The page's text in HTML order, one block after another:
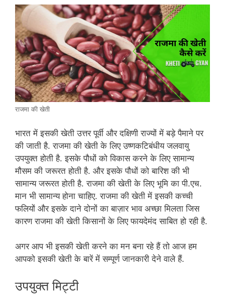
राजमा की खेती
भारत में इसकी खेती उत्तर पूर्वी और दक्षिणी राज्यों में बड़े पैमाने पर
की जाती है. राजमा की खेती के लिए उष्णकटिबंधीय जलवायु
उपयुक्त होती है. इसके पौधों को विकास करने के लिए सामान्य
मौसम की जरूरत होती है. और इसके पौधों को बारिश की भी
सामान्य जरूरत होती है. राजमा की खेती के लिए भूमि का पी.एच.
मान भी सामान्य होना चाहिए. राजमा की खेती में इसकी कच्ची
फलियों और इसके दाने दोनों का बाज़ार भाव अच्छा मिलता जिस
कारण राजमा की खेती किसानों के लिए फायदेमंद साबित हो रही है.
अगर आप भी इसकी खेती करने का मन बना रहे हैं तो आज हम
आपको इसकी खेती के बारें में सम्पूर्ण जानकारी देने वाले हैं.
उपयुक्त मिट्टी